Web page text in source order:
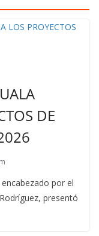
DE
por el
presentó